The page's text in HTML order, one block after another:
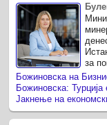
за